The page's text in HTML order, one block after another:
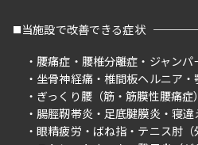
当施設で改善できる症状
腰痛症
腰椎分離症 ジャンパ
坐骨神経痛
椎間板ヘルニア
ぎっくり腰（筋・筋膜性腰痛症）
腸脛靭帯炎
足底腱膜炎 寝違
眼精疲労
ばね指
テニス肘（